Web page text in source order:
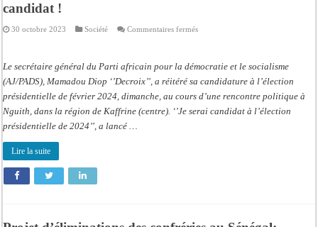
candidat !
30 octobre 2023 Société Commentaires ferméssur
Mamadou
Diop
Decroix
!
Le secrétaire général du Parti africain pour la démocratie et le socialisme
(AJ/PADS), Mamadou Diop ‘’Decroix’’, a réitéré sa candidature à l’élection
présidentielle de février 2024, dimanche, au cours d’une rencontre politique à
Nguith, dans la région de Kaffrine (centre). ‘’Je serai candidat à l’élection
présidentielle de 2024’’, a lancé …
Lire la suite